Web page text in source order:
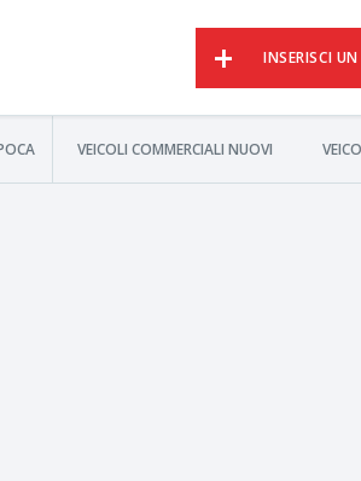
INSERISCI
VEICOLI COMMERCIALI NUOVI